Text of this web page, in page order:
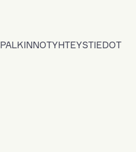
PALKINNOTYHTEYSTIEDOT